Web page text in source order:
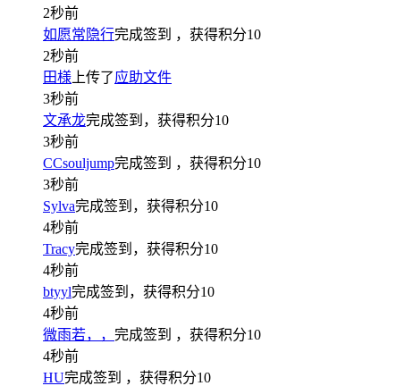
2秒前
如愿常隐行完成签到 ，获得积分10
2秒前
田様 上传了应助文件
3秒前
文承龙完成签到，获得积分10
3秒前
CCsouljump完成签到 ，获得积分10
3秒前
Sylva完成签到，获得积分10
4秒前
Tracy完成签到，获得积分10
4秒前
btyyl完成签到，获得积分10
4秒前
微雨若，， 完成签到 ，获得积分10
4秒前
HU完成签到 ，获得积分10